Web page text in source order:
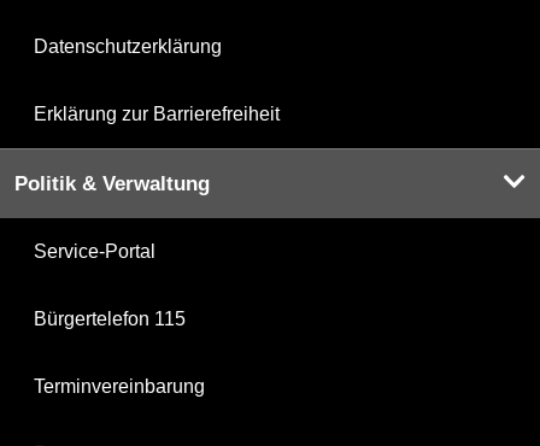
Datenschutzerklärung
Erklärung zur Barrierefreiheit
Politik & Verwaltung
Service-Portal
Bürgertelefon 115
Terminvereinbarung